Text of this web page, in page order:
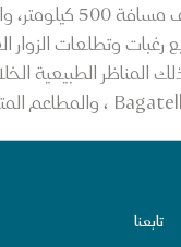
العربية الأصيلة. إن العروض السياحية
رغبات وتطلعات
المناظر الطبيعية
تابعنا